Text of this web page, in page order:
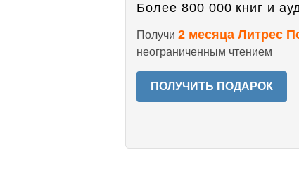
Более 800 000 книг и
Получи 2 месяца Литрес
неограниченным чтением
ПОЛУЧИТЬ ПОДАРОК